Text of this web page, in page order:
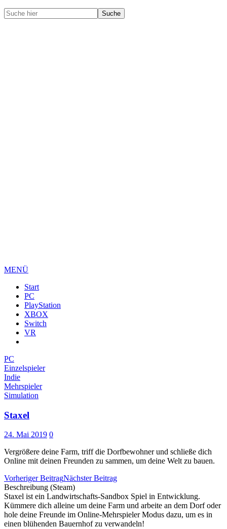
MENÜ
Start
PC
PlayStation
XBOX
Switch
VR
PC
Einzelspieler
Indie
Mehrspieler
Simulation
Staxel
24. Mai 2019 0
Vergrößere deine Farm, triff die Dorfbewohner und schließe dich
Online mit deinen Freunden zu sammen, um deine Welt zu bauen.
Vorheriger BeitragNächster Beitrag
Beschreibung (Steam)
Staxel ist ein Landwirtschafts-Sandbox Spiel in Entwicklung.
Kümmere dich alleine um deine Farm und arbeite an dem Dorf oder
hole deine Freunde im Online-Mehrspieler Modus dazu, um es in
einen blühenden Bauernhof zu verwandeln!